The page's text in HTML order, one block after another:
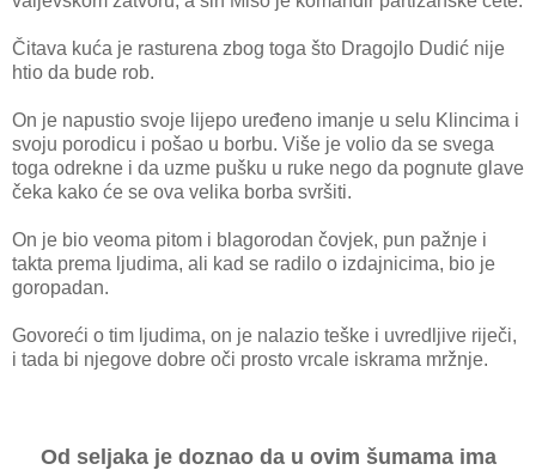
Čitava kuća je rasturena zbog toga što Dragojlo Dudić nije
htio da bude rob.
On je napustio svoje lijepo uređeno imanje u selu Klincima i
svoju porodicu i pošao u borbu. Više je volio da se svega
toga odrekne i da uzme pušku u ruke nego da pognute glave
čeka kako će se ova velika borba svršiti.
On je bio veoma pitom i blagorodan čovjek, pun pažnje i
takta prema ljudima, ali kad se radilo o izdajnicima, bio je
goropadan.
Govoreći o tim ljudima, on je nalazio teške i uvredljive riječi,
i tada bi njegove dobre oči prosto vrcale iskrama mržnje.
Od seljaka je doznao da u ovim šumama ima